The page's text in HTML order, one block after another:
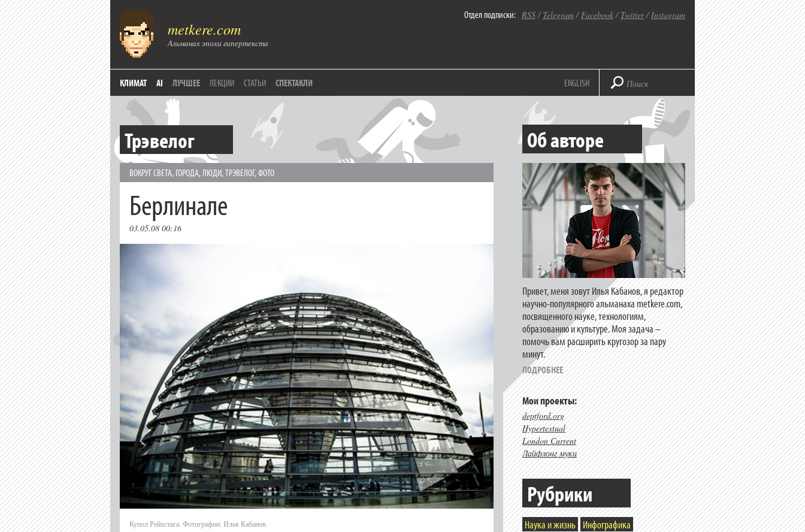
metkere.com
Альманах эпохи гипертекста
Отдел подписки: RSS/ Telegram/Facebook/ Twitter/Instagram
КЛИМАТ AI ЛУЧШЕЕ ЛЕКЦИИ СТАТЬИ СПЕКТАКЛИ ENGLISH
Трэвелог
ВОКРУГ СВЕТА, ГОРОДА,ЛЮДИ,ТРЭВЕЛОГ,ФОТО
Берлинале
03.05.08 00:16
Купол Рейхстага. Фотографии: Илья Кабанов.
Об авторе
Привет, меня зовут Илья Кабанов, я редактор
научно-популярного альманаха metkere.com,
посвященного науке, технологиям,
образованию и культуре. Моя задача –
помочь вам расширить кругозор за пару
минут.
ПОДРОБНЕЕ
Мои проекты:
deptford.org
Hypertextual
London Current
Лайфлонг муки
Рубрики
Наука и жизнь Инфографика